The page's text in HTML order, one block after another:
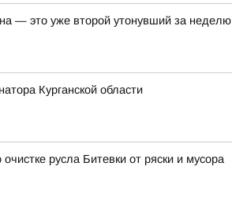
— это уже второй утонувший за неделю
Курганской области
русла Битевки от ряски и мусора